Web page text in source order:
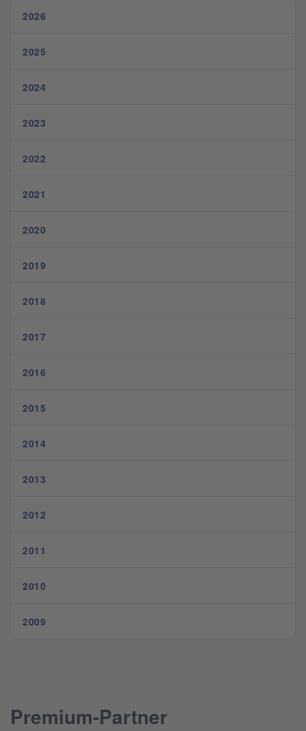
2026
2025
2024
2023
2022
2021
2020
2019
2018
2017
2016
2015
2014
2013
2012
2011
2010
2009
Premium-Partner